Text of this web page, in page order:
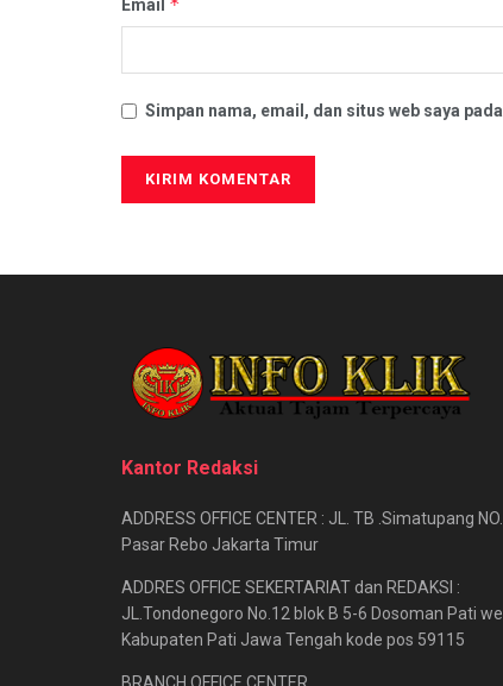
Email
Simpan nama, email, dan situs web saya
Kantor Redaksi
ADDRESS OFFICE CENTER : JL. TB .Simatupang
Pasar Rebo Jakarta Timur
ADDRES OFFICE SEKERTARIAT dan REDAKSI :
JL.Tondonegoro No.12 blok B 5-6 Dosoman Pati
Kabupaten Pati Jawa Tengah kode pos 59115